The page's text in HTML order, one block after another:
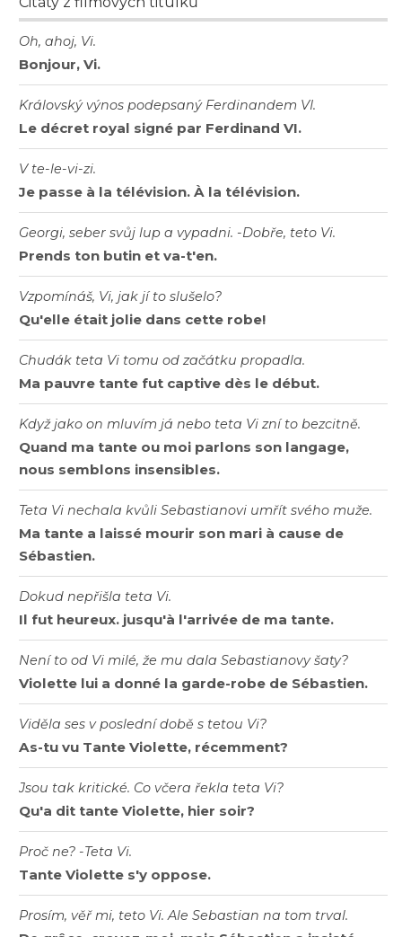
Oh, ahoj, Vi.
Bonjour, Vi.
Královský výnos podepsaný Ferdinandem VI.
Le décret royal signé par Ferdinand VI.
V te-le-vi-zi.
Je passe à la télévision. À la télévision.
Georgi, seber svůj lup a vypadni. -Dobře, teto Vi.
Prends ton butin et va-t'en.
Vzpomínáš, Vi, jak jí to slušelo?
Qu'elle était jolie dans cette robe!
Chudák teta Vi tomu od začátku propadla.
Ma pauvre tante fut captive dès le début.
Když jako on mluvím já nebo teta Vi zní to bezcitně.
Quand ma tante ou moi parlons son langage,
nous semblons insensibles.
Teta Vi nechala kvůli Sebastianovi umřít svého muže.
Ma tante a laissé mourir son mari à cause de
Sébastien.
Dokud nepřišla teta Vi.
Il fut heureux. jusqu'à l'arrivée de ma tante.
Není to od Vi milé, že mu dala Sebastianovy šaty?
Violette lui a donné la garde-robe de Sébastien.
Viděla ses v poslední době s tetou Vi?
As-tu vu Tante Violette, récemment?
Jsou tak kritické. Co včera řekla teta Vi?
Qu'a dit tante Violette, hier soir?
Proč ne? -Teta Vi.
Tante Violette s'y oppose.
Prosím, věř mi, teto Vi. Ale Sebastian na tom trval.